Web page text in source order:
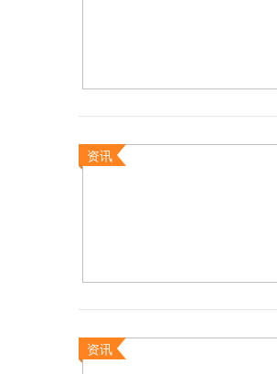
资讯
资讯